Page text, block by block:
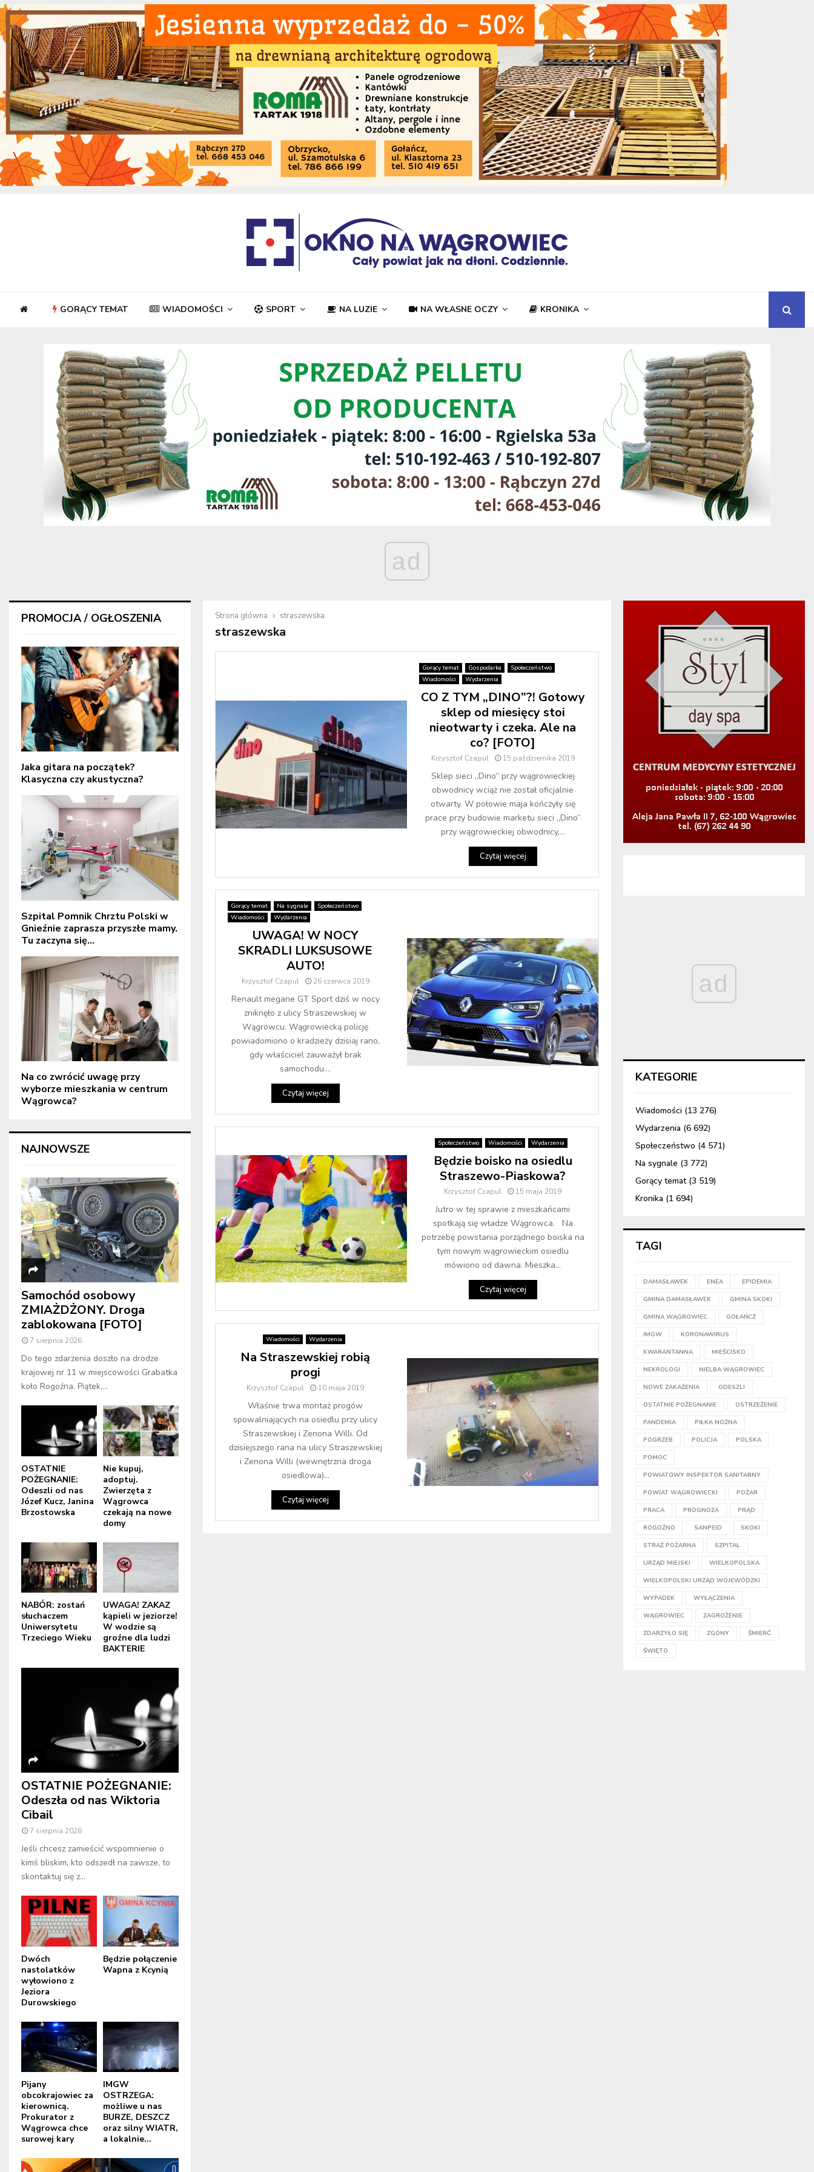
GORĄCY TEMAT WIADOMOŚCI SPORT NA LUZIE NA WŁASNE OCZY KRONIKA
ad
Strona główna straszewska
straszewska
Gorący temat Gospodarka
Społeczeństwo
Wiadomości
Wydarzenia
CO Z TYM „DINO”?! Gotowy
sklep od miesięcy stoi
nieotwarty i czeka. Ale na
co? [FOTO]
Krzysztof Czapul 15 października 2019
Sklep sieci „Dino” przy wągrowieckiej
obwodnicy wciąż nie został oficjalnie
otwarty. W połowie maja kończyły się
prace przy budowie marketu sieci „Dino”
przy wągrowieckiej obwodnicy,...
Czytaj więcej
Gorący temat Na sygnale
Społeczeństwo
Wiadomości
Wydarzenia
UWAGA! W NOCY
SKRADLI LUKSUSOWE
AUTO!
Krzysztof Czapul 26 czerwca 2019
Renault megane GT Sport dziś w nocy
zniknęło z ulicy Straszewskiej w
Wągrowcu. Wągrowiecką policję
powiadomiono o kradzieży dzisiaj rano,
gdy właściciel zauważył brak
samochodu....
Czytaj więcej
Społeczeństwo Wiadomości Wydarzenia
Będzie boisko na osiedlu
Straszewo-Piaskowa?
Krzysztof Czapul 15 maja 2019
Jutro w tej sprawie z mieszkańcami
spotkają się władze Wągrowca. Na
potrzebę powstania porządnego boiska na
tym nowym wągrowieckim osiedlu
mówiono od dawna. Mieszka...
Czytaj więcej
Wiadomości Wydarzenia
Na Straszewskiej robią
progi
Krzysztof Czapul 10 maja 2019
Właśnie trwa montaż progów
spowalniających na osiedlu przy ulicy
Straszewskiej i Zenona Willi. Od
dzisiejszego rana na ulicy Straszewskiej
i Zenona Willi (wewnętrzna droga
osiedlowa)...
Czytaj więcej
PROMOCJA / OGŁOSZENIA
Jaka gitara na początek?
Klasyczna czy akustyczna?
Szpital Pomnik Chrztu Polski w
Gnieźnie zaprasza przyszłe mamy.
Tu zaczyna się...
Na co zwrócić uwagę przy
wyborze mieszkania w centrum
Wągrowca?
NAJNOWSZE
Samochód osobowy
ZMIAŻDŻONY. Droga
zablokowana [FOTO]
7 sierpnia 2026
Do tego zdarzenia doszło na drodze
krajowej nr 11 w miejscowości Grabatka
koło Rogoźna. Piątek,...
OSTATNIE
POŻEGNANIE:
Odeszli od nas
Józef Kucz, Janina
Brzostowska
Nie kupuj,
adoptuj.
Zwierzęta z
Wągrowca
czekają na nowe
domy
NABÓR: zostań
słuchaczem
Uniwersytetu
Trzeciego Wieku
UWAGA! ZAKAZ
kąpieli w jeziorze!
W wodzie są
groźne dla ludzi
BAKTERIE
OSTATNIE POŻEGNANIE:
Odeszła od nas Wiktoria
Cibail
7 sierpnia 2026
Jeśli chcesz zamieścić wspomnienie o
kimś bliskim, kto odszedł na zawsze, to
skontaktuj się z...
Dwóch
nastolatków
wyłowiono z
Jeziora
Durowskiego
Będzie połączenie
Wapna z Kcynią
Pijany
obcokrajowiec za
kierownicą.
Prokurator z
Wągrowca chce
surowej kary
IMGW
OSTRZEGA:
możliwe u nas
BURZE, DESZCZ
oraz silny WIATR,
a lokalnie...
ad
KATEGORIE
Wiadomości (13 276)
Wydarzenia (6 692)
Społeczeństwo (4 571)
Na sygnale (3 772)
Gorący temat(3 519)
Kronika (1 694)
TAGI
DAMASŁAWEK ENEA EPIDEMIA
GMINA DAMASŁAWEK GMINA SKOKI
GMINA WĄGROWIEC GOŁAŃCZ
IMGW KORONAWIRUS
KWARANTANNA MIEŚCISKO
NEKROLOGI NIELBA WĄGROWIEC
NOWE ZAKAŻENIA ODESZLI
OSTATNIE POŻEGNANIE OSTRZEŻENIE
PANDEMIA PIŁKA NOŻNA
POGRZEB POLICJA POLSKA
POMOC
POWIATOWY INSPEKTOR SANITARNY
POWIAT WĄGROWIECKI POŻAR
PRACA PROGNOZA PRĄD
ROGOŹNO SANPEID SKOKI
STRAŻ POŻARNA SZPITAL
URZĄD MIEJSKI WIELKOPOLSKA
WIELKOPOLSKI URZĄD WOJEWÓDZKI
WYPADEK WYŁĄCZENIA
WĄGROWIEC ZAGROŻENIE
ZDARZYŁO SIĘ ZGONY ŚMIERĆ
ŚWIĘTO